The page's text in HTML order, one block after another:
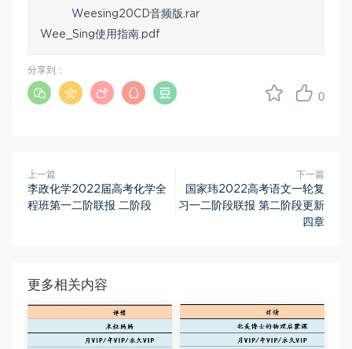
Weesing20CD音频版.rar
Wee_Sing使用指南.pdf
0
分享到：
上一篇
李政化学2022届高考化学全
程班第一二阶联报 二阶段
下一篇
国家玮2022高考语文一轮复
习一二阶段联报 第二阶段更新
四章
更多相关内容